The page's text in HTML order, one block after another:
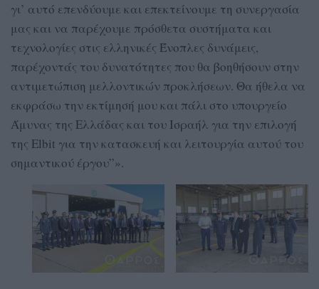
γι’ αυτό επενδύουμε και επεκτείνουμε τη συνεργασία
μας και να παρέχουμε πρόσθετα συστήματα και
τεχνολογίες στις ελληνικές Ένοπλες δυνάμεις,
παρέχοντάς του δυνατότητες που θα βοηθήσουν στην
αντιμετώπιση μελλοντικών προκλήσεων. Θα ήθελα να
εκφράσω την εκτίμησή μου και πάλι στο υπουργείο
Άμυνας της Ελλάδας και του Ισραήλ για την επιλογή
της Elbit για την κατασκευή και λειτουργία αυτού του
σημαντικού έργου”».